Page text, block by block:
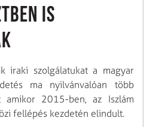
is
iraki szolgálatukat a magyar
ma nyilvánvalóan több
amikor 2015-ben, az Iszlám
fellépés kezdetén elindult.